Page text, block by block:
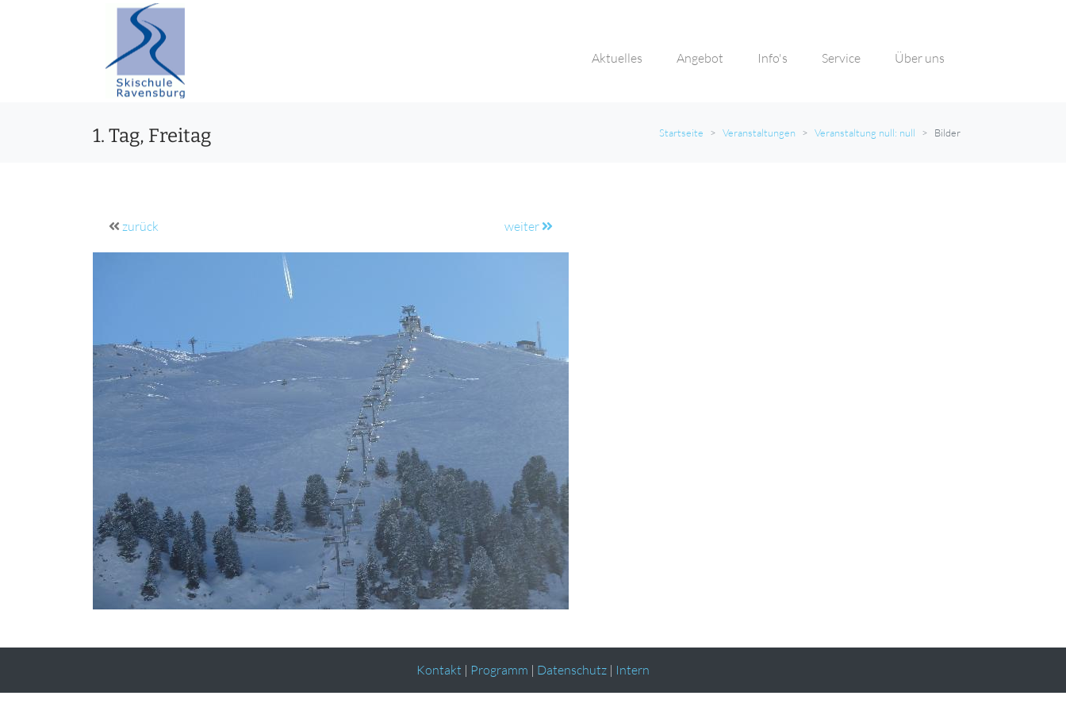
Aktuelles Angebot Info's Service Über uns
1. Tag, Freitag Startseite Veranstaltungen Veranstaltung null: null Bilder
zurück weiter
Kontakt | Programm | Datenschutz | Intern